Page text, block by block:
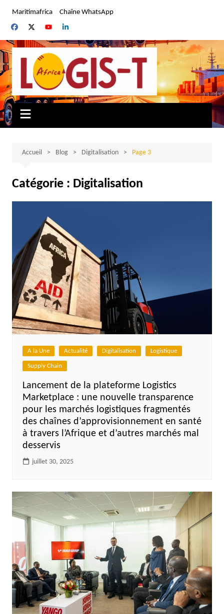
contenu
Maritimafrica Chaîne WhatsApp
Accueil Blog Digitalisation Page 3
Catégorie : Digitalisation
A la Une Actualité Digitalisation Logistique
Supply Chain
Lancement de la plateforme Logistics
Marketplace : une nouvelle transparence
pour les marchés logistiques fragmentés
des chaînes d’approvisionnement en santé
à travers l’Afrique et d’autres marchés mal
desservis
juillet 30, 2025